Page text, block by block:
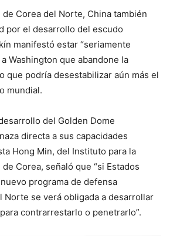
Corea del Norte, China también
por el desarrollo del escudo
manifestó estar “seriamente
Washington que abandone la
que podría desestabilizar aún más el
mundial.
del Golden Dome
directa a sus capacidades
Hong Min, del Instituto para la
Corea, señaló que “si Estados
programa de defensa
Norte se verá obligada a desarrollar
contrarrestarlo o penetrarlo”.